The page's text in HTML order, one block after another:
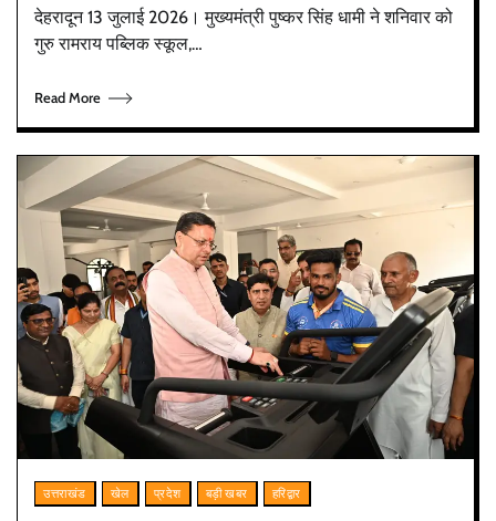
देहरादून 13 जुलाई 2026। मुख्यमंत्री पुष्कर सिंह धामी ने शनिवार को
गुरु रामराय पब्लिक स्कूल,…
Read More
उत्तराखंड खेल प्रदेश बड़ी खबर हरिद्वार